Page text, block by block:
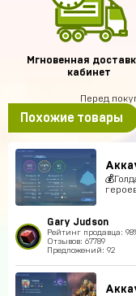
Мгновенная
кабинет
Перед
Похожие товары
Gary Judson
Рейтинг продавца:
Отзывов: 67789
Предложений: 92